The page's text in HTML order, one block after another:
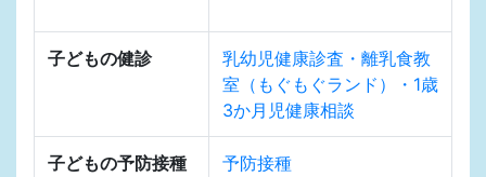
子どもの健診
乳幼児健康診査・離乳食教
室（もぐもぐランド）・1歳
3か月児健康相談
子どもの予防接種 予防接種